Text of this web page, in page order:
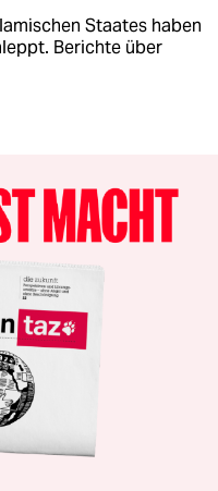
Staates haben
Berichte über